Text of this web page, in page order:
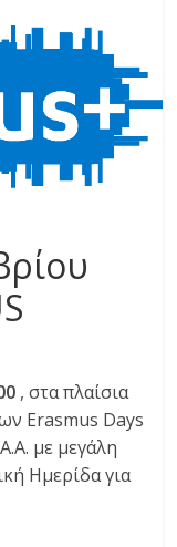
, στα πλαίσια
Erasmus Days
με μεγάλη
Ημερίδα για